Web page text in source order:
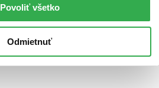
Povoliť všetko
Odmietnuť